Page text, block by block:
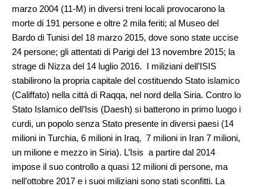
marzo 2004 (11-M) in diversi treni locali provocarono la
morte di 191 persone e oltre 2 mila feriti; al Museo del
Bardo di Tunisi del 18 marzo 2015, dove sono state uccise
24 persone; gli attentati di Parigi del 13 novembre 2015; la
strage di Nizza del 14 luglio 2016. I miliziani dell’ISIS
stabilirono la propria capitale del costituendo Stato islamico
(Califfato) nella città di Raqqa, nel nord della Siria. Contro lo
Stato Islamico dell’Isis (Daesh) si batterono in primo luogo i
curdi, un popolo senza Stato presente in diversi paesi (14
milioni in Turchia, 6 milioni in Iraq, 7 milioni in Iran 7 milioni,
un milione e mezzo in Siria). L’Isis a partire dal 2014
impose il suo controllo a quasi 12 milioni di persone, ma
nell’ottobre 2017 e i suoi miliziani sono stati sconfitti. La